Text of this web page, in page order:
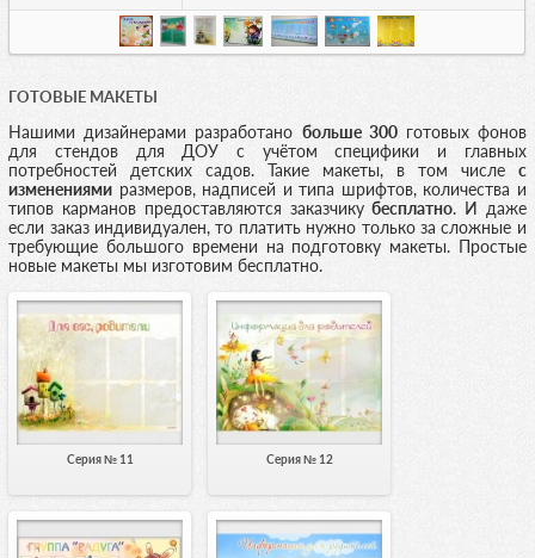
ГОТОВЫЕ МАКЕТЫ
Нашими дизайнерами разработано больше 300готовых фонов
для стендов для ДОУ с учётом специфики и главных
потребностей детских садов. Такие макеты, в том числе с
изменениями размеров, надписей и типа шрифтов, количества и
типов карманов предоставляются заказчикубесплатно. И даже
если заказ индивидуален, то платить нужно только за сложные и
требующие большого времени на подготовку макеты. Простые
новые макеты мы изготовим бесплатно.
Серия № 11 Серия № 12